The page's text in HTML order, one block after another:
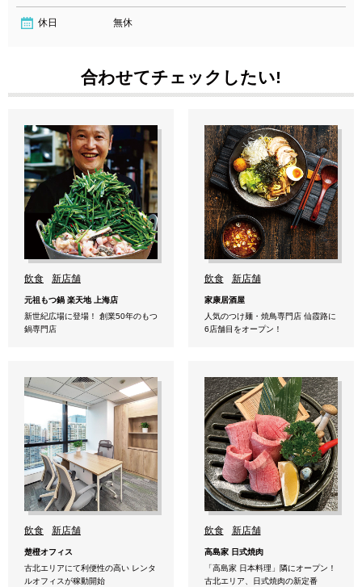
休日 無休
合わせてチェックしたい!
飲食 新店舗
元祖もつ鍋 楽天地 上海店
新世紀広場に登場！ 創業50年のもつ
鍋専門店
飲食 新店舗
家康居酒屋
人気のつけ麺・焼鳥専門店 仙霞路に
6店舗目をオープン！
飲食 新店舗
楚橙オフィス
古北エリアにて利便性の高い レンタ
ルオフィスが稼動開始
飲食 新店舗
高島家 日式焼肉
「高島家 日本料理」隣にオープン！
古北エリア、日式焼肉の新定番